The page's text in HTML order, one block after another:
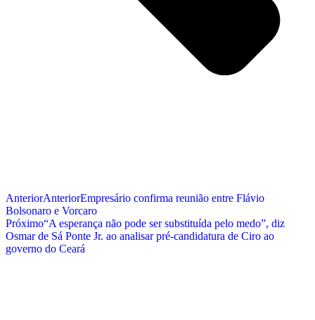
AnteriorAnteriorEmpresário confirma reunião entre Flávio
Bolsonaro e Vorcaro
Próximo“A esperança não pode ser substituída pelo medo”, diz
Osmar de Sá Ponte Jr. ao analisar pré-candidatura de Ciro ao
governo do Ceará